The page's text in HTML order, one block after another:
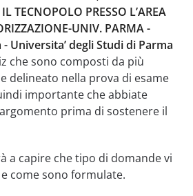
TECNOPOLO PRESSO L’AREA
UNIV. PARMA -
- Universita’ degli Studi di Parma
che sono composti da più
delineato nella prova di esame
importante che abbiate
prima di sostenere il
a capire che tipo di domande vi
come sono formulate.